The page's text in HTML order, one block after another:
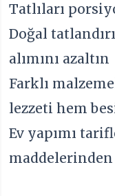
Tatlıları
Doğal
alımını azaltın
Farklı
lezzeti hem
Ev yapımı